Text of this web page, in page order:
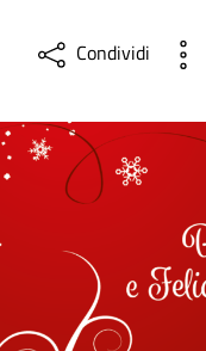
Condividi